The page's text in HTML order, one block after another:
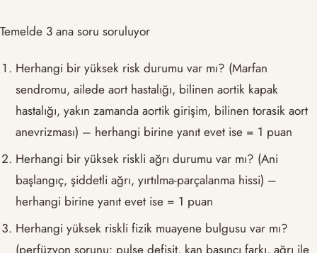
Temelde 3 ana soru soruluyor
Herhangi bir yüksek risk durumu var mı? (Marfan
sendromu, ailede aort hastalığı, bilinen aortik kapak
hastalığı, yakın zamanda aortik girişim, bilinen torasik aort
anevrizması) – herhangi birine yanıt evet ise = 1 puan
Herhangi bir yüksek riskli ağrı durumu var mı? (Ani
başlangıç, şiddetli ağrı, yırtılma-parçalanma hissi) –
herhangi birine yanıt evet ise = 1 puan
Herhangi yüksek riskli fizik muayene bulgusu var mı?
(perfüzyon sorunu: pulse defisit, kan basıncı farkı, ağrı ile